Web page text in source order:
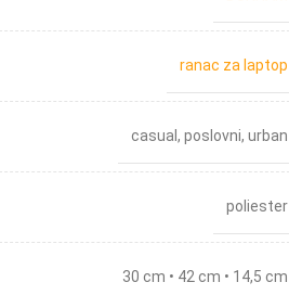
ranac za laptop
casual , poslovni, urban
poliester
30 cm • 42 cm • 14,5 cm